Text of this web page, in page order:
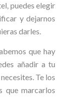
puedes elegir
y dejarnos
darles.
que hay
añadir a tu
Te los
que marcarlos